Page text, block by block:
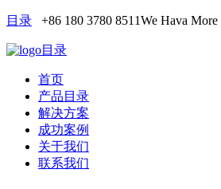
目录 +86 180 3780 8511We Hava More
目录
首页
产品目录
解决方案
成功案例
关于我们
联系我们